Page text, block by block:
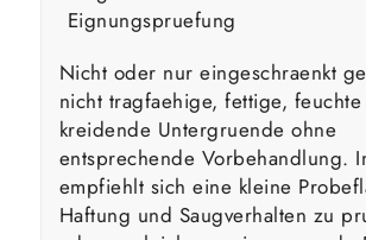
Eignungspruefung
Nicht oder nur eingeschraenkt
nicht tragfaehige, fettige,
kreidende Untergruende ohne
entsprechende Vorbehandlung.
empfiehlt sich eine kleine
Haftung und Saugverhalten zu